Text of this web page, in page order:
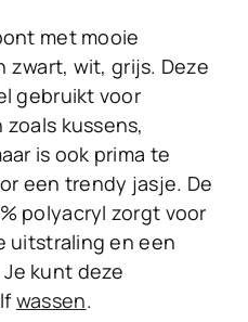
met mooie
zwart, wit, grijs. Deze
gebruikt voor
kussens,
is ook prima te
een trendy jasje. De
polyacryl zorgt voor
uitstraling en een
kunt deze
wassen.